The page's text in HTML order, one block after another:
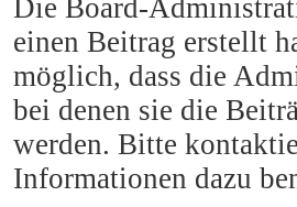
Die Board-
einen Beitrag erstellt
möglich, dass die
bei denen sie die
werden. Bitte
Informationen dazu